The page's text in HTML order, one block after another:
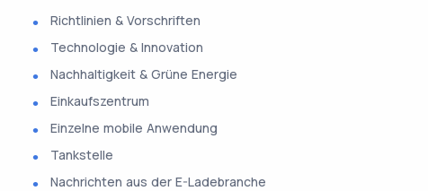
Richtlinien & Vorschriften
Technologie & Innovation
Nachhaltigkeit & Grüne Energie
Einkaufszentrum
Einzelne mobile Anwendung
Tankstelle
Nachrichten aus der E-Ladebranche